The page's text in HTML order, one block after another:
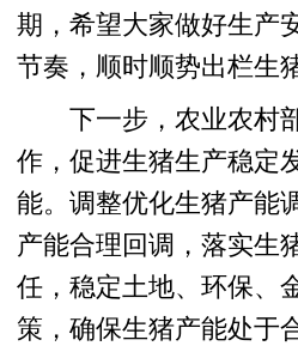
期，希望大家做好生产
节奏，顺时顺势出栏生
下一步，农业农村
作，促进生猪生产稳定
能。调整优化生猪产能
产能合理回调，落实生
任，稳定土地、环保、
策，确保生猪产能处于